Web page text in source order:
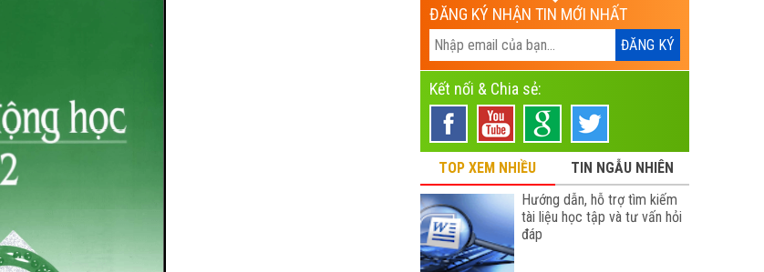
ĐĂNG KÝ NHẬN TIN MỚI NHẤT
Kết nối & Chia sẻ:
TOP XEM NHIỀU
TIN NGẪU NHIÊN
Hướng dẫn, hỗ trợ tìm kiếm
tài liệu học tập và tư vấn hỏi
đáp